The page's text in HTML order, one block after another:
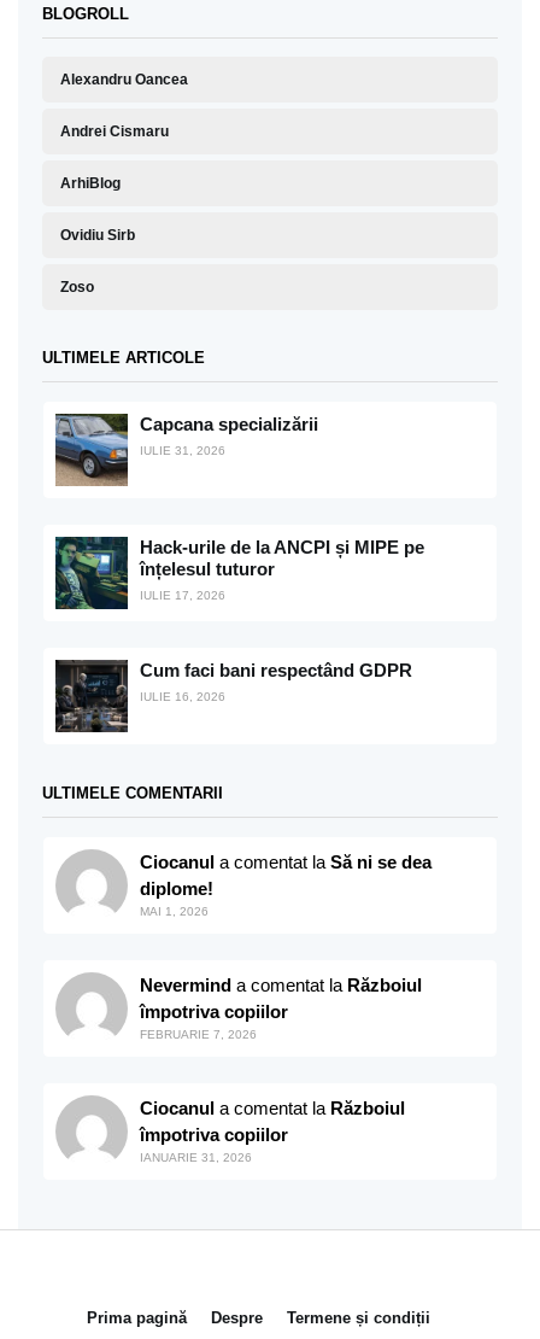
BLOGROLL
Alexandru Oancea
Andrei Cismaru
ArhiBlog
Ovidiu Sirb
Zoso
ULTIMELE ARTICOLE
Capcana specializării
IULIE 31, 2026
Hack-urile de la ANCPI și MIPE pe
înțelesul tuturor
IULIE 17, 2026
Cum faci bani respectând GDPR
IULIE 16, 2026
ULTIMELE COMENTARII
Ciocanul a comentat la Să ni se dea
diplome!
MAI 1, 2026
Nevermind a comentat la Războiul
împotriva copiilor
FEBRUARIE 7, 2026
Ciocanul a comentat la Războiul
împotriva copiilor
IANUARIE 31, 2026
Prima pagină Despre Termene și condiții